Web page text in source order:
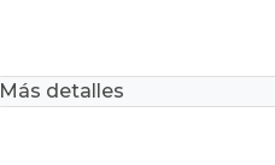
Más detalles